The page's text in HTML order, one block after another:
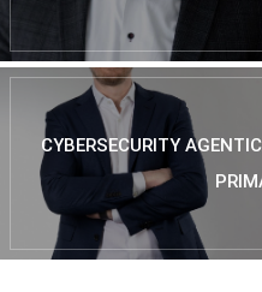
CYBERSECURITY